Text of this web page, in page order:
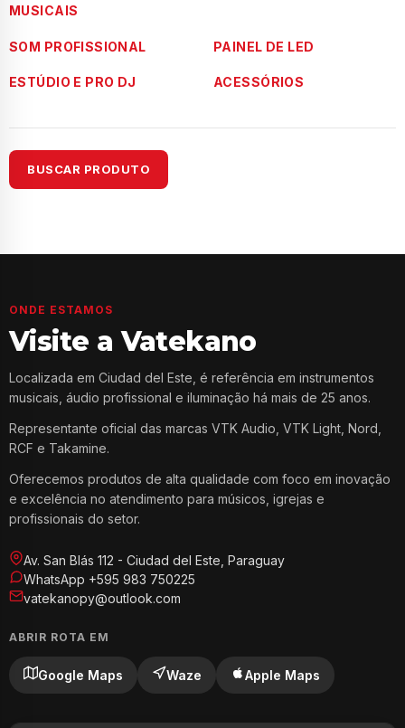
MUSICAIS
SOM PROFISSIONAL PAINEL DE LED
ESTÚDIO E PRO DJ ACESSÓRIOS
BUSCAR PRODUTO
ONDE ESTAMOS
Visite a Vatekano
Localizada em Ciudad del Este, é referência em instrumentos
musicais, áudio profissional e iluminação há mais de 25 anos.
Representante oficial das marcas VTK Audio, VTK Light, Nord,
RCF e Takamine.
Oferecemos produtos de alta qualidade com foco em inovação
e excelência no atendimento para músicos, igrejas e
profissionais do setor.
Av. San Blás 112 - Ciudad del Este, Paraguay
WhatsApp +595 983 750225
vatekanopy@outlook.com
ABRIR ROTA EM
Google Maps Waze Apple Maps